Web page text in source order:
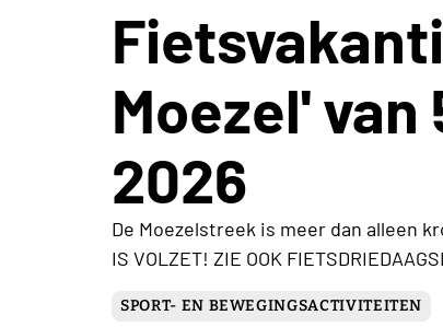
Moezel' van
2026
De Moezelstreek is meer dan alleen
IS VOLZET! ZIE OOK
SPORT- EN BEWEGINGSACTIVITEITEN